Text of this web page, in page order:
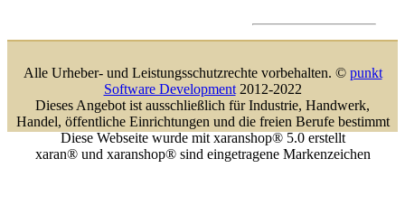
Alle Urheber- und Leistungsschutzrechte vorbehalten. © punkt
Software Development2012-2022
Dieses Angebot ist ausschließlich für Industrie, Handwerk,
Handel, öffentliche Einrichtungen und die freien Berufe bestimmt
Diese Webseite wurde mit xaranshop® 5.0 erstellt
xaran® und xaranshop® sind eingetragene Markenzeichen